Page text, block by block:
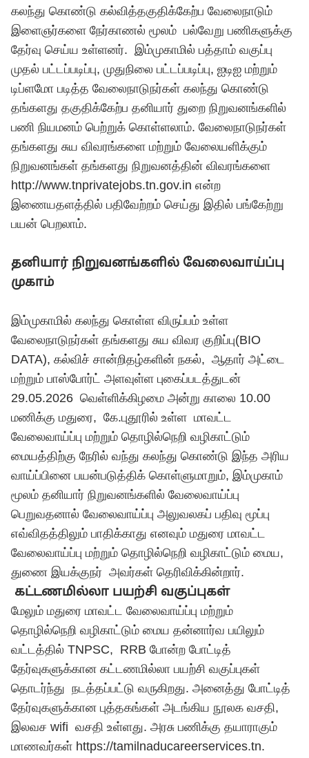
கலந்து கொண்டு கல்வித்தகுதிக்கேற்ப வேலைநாடும்
இளைஞர்களை நேர்காணல் மூலம் பல்வேறு பணிகளுக்கு
தேர்வு செய்ய உள்ளனர். இம்முகாமில் பத்தாம் வகுப்பு
முதல் பட்டப்படிப்பு, முதுநிலை பட்டப்படிப்பு, ஐடிஐ மற்றும்
டிப்ளமோ படித்த வேலைநாடுநர்கள் கலந்து கொண்டு
தங்களது தகுதிக்கேற்ப தனியார் துறை நிறுவனங்களில்
பணி நியமனம் பெற்றுக் கொள்ளலாம். வேலைநாடுநர்கள்
தங்களது சுய விவரங்களை மற்றும் வேலையளிக்கும்
நிறுவனங்கள் தங்களது நிறுவனத்தின் விவரங்களை
http://www.tnprivatejobs.tn.gov.in என்ற
இணையதளத்தில் பதிவேற்றம் செய்து இதில் பங்கேற்று
பயன் பெறலாம்.
தனியார் நிறுவனங்களில் வேலைவாய்ப்பு
முகாம்
இம்முகாமில் கலந்து கொள்ள விருப்பம் உள்ள
வேலைநாடுநர்கள் தங்களது சுய விவர குறிப்பு(BIO
DATA), கல்விச் சான்றிதழ்களின் நகல், ஆதார் அட்டை
மற்றும் பாஸ்போர்ட் அளவுள்ள புகைப்படத்துடன்
29.05.2026 வெள்ளிக்கிழமை அன்று காலை 10.00
மணிக்கு மதுரை, கே.புதூரில் உள்ள மாவட்ட
வேலைவாய்ப்பு மற்றும் தொழில்நெறி வழிகாட்டும்
மையத்திற்கு நேரில் வந்து கலந்து கொண்டு இந்த அரிய
வாய்ப்பினை பயன்படுத்திக் கொள்ளுமாறும், இம்முகாம்
மூலம் தனியார் நிறுவனங்களில் வேலைவாய்ப்பு
பெறுவதனால் வேலைவாய்ப்பு அலுவலகப் பதிவு மூப்பு
எவ்விதத்திலும் பாதிக்காது எனவும் மதுரை மாவட்ட
வேலைவாய்ப்பு மற்றும் தொழில்நெறி வழிகாட்டும் மைய,
துணை இயக்குநர் அவர்கள் தெரிவிக்கின்றார்.
கட்டணமில்லா பயற்சி வகுப்புகள்
மேலும் மதுரை மாவட்ட வேலைவாய்ப்பு மற்றும்
தொழில்நெறி வழிகாட்டும் மைய தன்னார்வ பயிலும்
வட்டத்தில் TNPSC, RRB போன்ற போட்டித்
தேர்வுகளுக்கான கட்டணமில்லா பயற்சி வகுப்புகள்
தொடர்ந்து நடத்தப்பட்டு வருகிறது. அனைத்து போட்டித்
தேர்வுகளுக்கான புத்தகங்கள் அடங்கிய நூலக வசதி,
இலவச wifi வசதி உள்ளது. அரசு பணிக்கு தயாராகும்
மாணவர்கள் https://tamilnaducareerservices.tn.